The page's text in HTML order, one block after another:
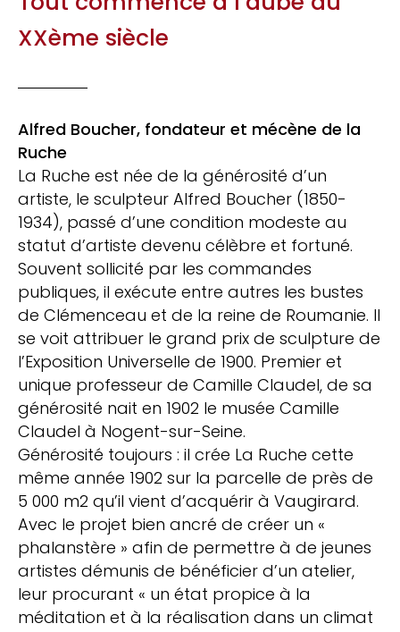
XXème siècle
Alfred Boucher, fondateur et mécène de la
Ruche
La Ruche est née de la générosité d’un
artiste, le sculpteur Alfred Boucher (1850-
1934), passé d’une condition modeste au
statut d’artiste devenu célèbre et fortuné.
Souvent sollicité par les commandes
publiques, il exécute entre autres les bustes
de Clémenceau et de la reine de Roumanie. Il
se voit attribuer le grand prix de sculpture de
l’Exposition Universelle de 1900. Premier et
unique professeur de Camille Claudel, de sa
générosité nait en 1902 le musée Camille
Claudel à Nogent-sur-Seine.
Générosité toujours : il crée La Ruche cette
même année 1902 sur la parcelle de près de
5 000 m2 qu’il vient d’acquérir à Vaugirard.
Avec le projet bien ancré de créer un «
phalanstère » afin de permettre à de jeunes
artistes démunis de bénéficier d’un atelier,
leur procurant « un état propice à la
méditation et à la réalisation dans un climat